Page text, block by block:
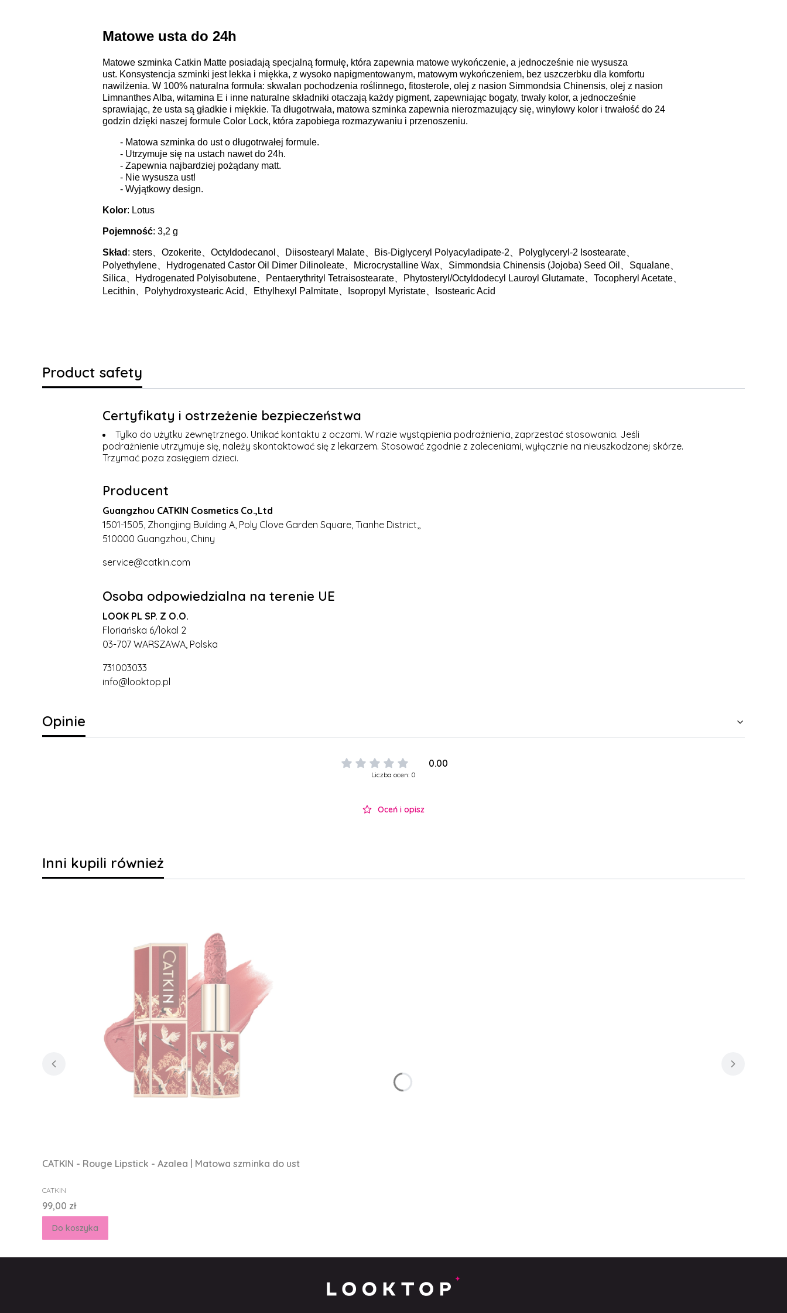
Matowe usta do 24h
Matowe szminka Catkin Matte posiadają specjalną formułę, która zapewnia matowe wykończenie, a jednocześnie nie wysusza
ust. Konsystencja szminki jest lekka i miękka, z wysoko napigmentowanym, matowym wykończeniem, bez uszczerbku dla komfortu
nawilżenia. W 100% naturalna formuła: skwalan pochodzenia roślinnego, fitosterole, olej z nasion Simmondsia Chinensis, olej z nasion
Limnanthes Alba, witamina E i inne naturalne składniki otaczają każdy pigment, zapewniając bogaty, trwały kolor, a jednocześnie
sprawiając, że usta są gładkie i miękkie. Ta długotrwała, matowa szminka zapewnia nierozmazujący się, winylowy kolor i trwałość do 24
godzin dzięki naszej formule Color Lock, która zapobiega rozmazywaniu i przenoszeniu.
- Matowa szminka do ust o długotrwałej formule.
- Utrzymuje się na ustach nawet do 24h.
- Zapewnia najbardziej pożądany matt.
- Nie wysusza ust!
- Wyjątkowy design.
Kolor: Lotus
Pojemność: 3,2 g
Skład : sters、 Ozokerite、 Octyldodecanol Diisostearyl Malate、 Bis-Diglyceryl Polyacyladipate-2 Polyglyceryl-2 Isostearate、
Polyethylene、 Hydrogenated Castor Oil Dimer Dilinoleate、 Microcrystalline Wax、 Simmondsia Chinensis (Jojoba) Seed Oil Squalane、
Silica
Hydrogenated Polyisobutene、 Pentaerythrityl Tetraisostearate、 Phytosteryl/Octyldodecyl Lauroyl Glutamate、 Tocopheryl Acetate、
Lecithin
Polyhydroxystearic Acid Ethylhexyl Palmitate、 Isopropyl Myristate、 Isostearic Acid
Product safety
Certyfikaty i ostrzeżenie bezpieczeństwa
Tylko do użytku zewnętrznego. Unikać kontaktu z oczami. W razie wystąpienia podrażnienia, zaprzestać stosowania. Jeśli
podrażnienie utrzymuje się, należy skontaktować się z lekarzem. Stosować zgodnie z zaleceniami, wyłącznie na nieuszkodzonej skórze.
Trzymać poza zasięgiem dzieci.
Producent
Guangzhou CATKIN Cosmetics Co.,Ltd
1501-1505, Zhongjing Building A, Poly Clove Garden Square, Tianhe District,,
510000 Guangzhou, Chiny
service@catkin.com
Osoba odpowiedzialna na terenie UE
LOOK PL SP. Z O.O.
Floriańska 6/lokal 2
03-707 WARSZAWA, Polska
731003033
info@looktop.pl
Opinie
0.00
Liczba ocen: 0
Oceń i opisz
Inni kupili również
CATKIN - Rouge Lipstick - Azalea | Matowa szminka do ust
PRODUCENT
CATKIN
Cena
99,00 zł
Do koszyka